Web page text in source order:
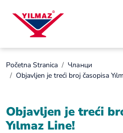
Početna Stranica
Чланци
Objavljen je treći broj časopisa
Objavljen je treći
Yılmaz Line!